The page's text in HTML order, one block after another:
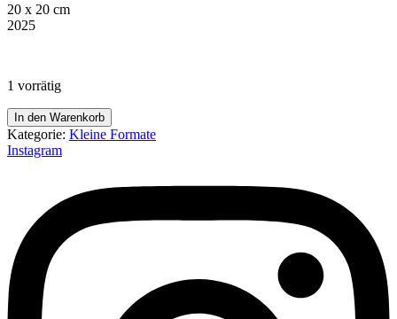
20 x 20 cm
2025
1 vorrätig
Bikini
Zeit
Menge
In den Warenkorb
Kategorie: Kleine Formate
Instagram